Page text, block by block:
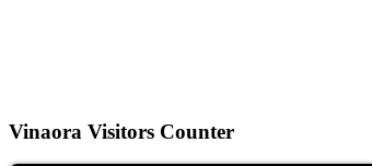
Vinaora Visitors Counter